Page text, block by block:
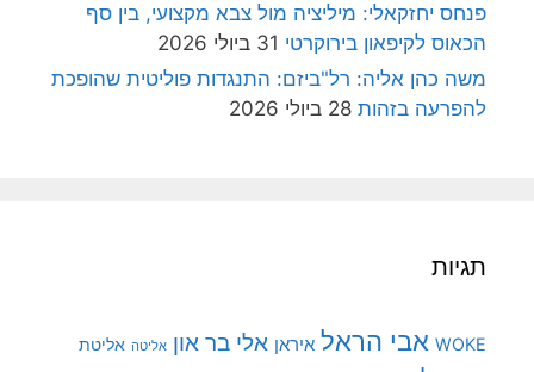
פנחס יחזקאלי: מיליציה מול צבא מקצועי, בין סף
הכאוס לקיפאון בירוקרטי 31 ביולי 2026
משה כהן אליה: רל"ביזם: התנגדות פוליטית שהופכת
להפרעה בזהות 28 ביולי 2026
תגיות
WOKE אבי הראל איראן אלי בר און אליטה אליטת